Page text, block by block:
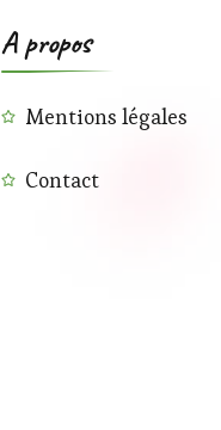
A propos
Mentions légales
Contact